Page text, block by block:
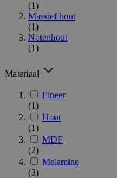
(1)
Massief hout
(1)
Notenhout
(1)
Materiaal
Fineer
(1)
Hout
(1)
MDF
(2)
Melamine
(3)